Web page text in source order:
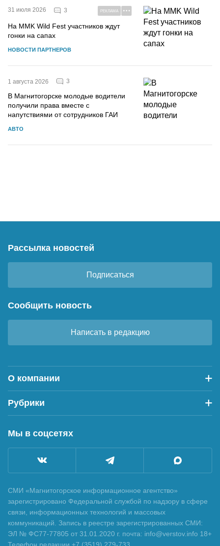
31 июля 2026 3 РЕКЛАМА
На MMK Wild Fest участников ждут
гонки на сапах
НОВОСТИ ПАРТНЕРОВ
1 августа 2026 3
В Магнитогорске молодые водители
получили права вместе с
напутствиями от сотрудников ГАИ
АВТО
Рассылка новостей
Подписаться
Сообщить новость
Написать в редакцию
О компании
Рубрики
Мы в соцсетях
СМИ «Магнитогорское информационное агентство»
зарегистрировано Федеральной службой по надзору в сфере
связи, информационных технологий и массовых
коммуникаций. Запись в реестре зарегистрированных СМИ:
ЭЛ № ФС77-77805 от 31.01.2020 г. почта: info@verstov.info 18+
Телефон редакции +7 (3519) 279-733